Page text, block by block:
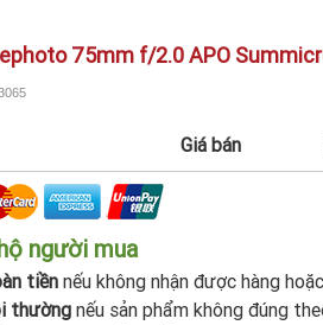
75mm f/2.0 APO
Giá bán
người mua
tiền nếu không nhận được hàng
thường nếu sản phẩm không đúng